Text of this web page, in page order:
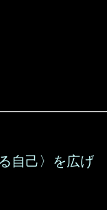
自己〉を広げ